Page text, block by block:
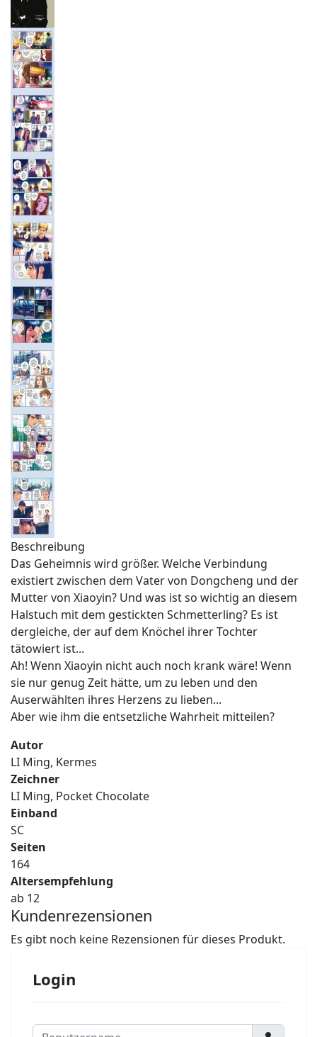
Beschreibung
Das Geheimnis wird größer. Welche Verbindung
existiert zwischen dem Vater von Dongcheng und der
Mutter von Xiaoyin? Und was ist so wichtig an diesem
Halstuch mit dem gestickten Schmetterling? Es ist
dergleiche, der auf dem Knöchel ihrer Tochter
tätowiert ist...
Ah! Wenn Xiaoyin nicht auch noch krank wäre! Wenn
sie nur genug Zeit hätte, um zu leben und den
Auserwählten ihres Herzens zu lieben...
Aber wie ihm die entsetzliche Wahrheit mitteilen?
Autor
LI Ming, Kermes
Zeichner
LI Ming, Pocket Chocolate
Einband
SC
Seiten
164
Altersempfehlung
ab 12
Kundenrezensionen
Es gibt noch keine Rezensionen für dieses Produkt.
Login
Benutzername